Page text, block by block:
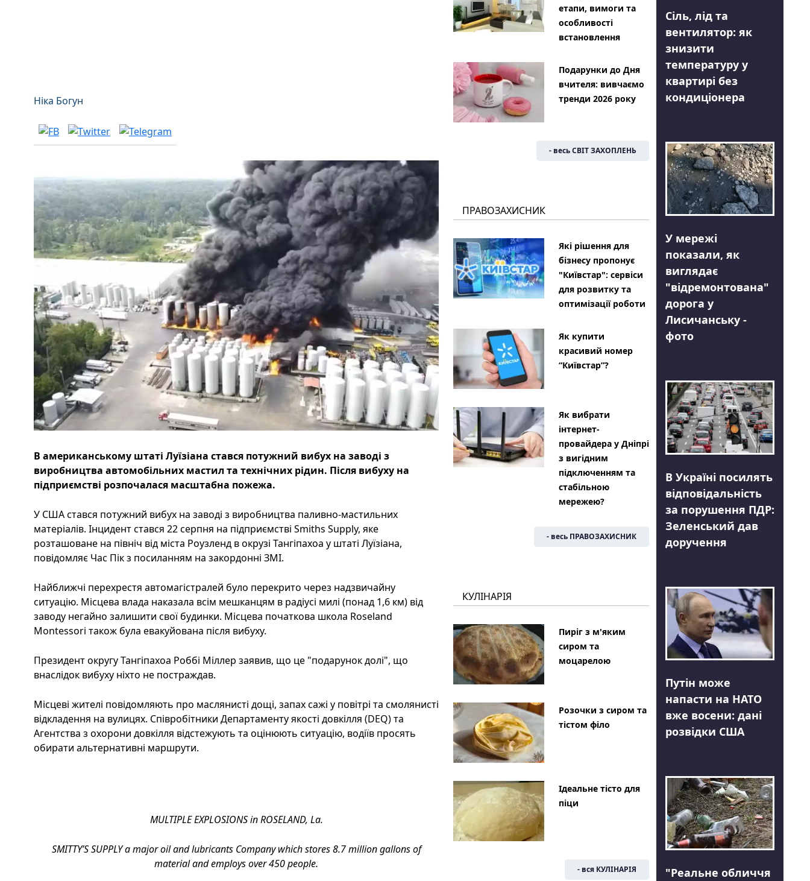
Ніка Богун
В американському штаті Луїзіана стався потужний вибух на заводі з
виробництва автомобільних мастил та технічних рідин. Після вибуху на
підприємстві розпочалася масштабна пожежа.
У США стався потужний вибух на заводі з виробництва паливно-мастильних
матеріалів. Інцидент стався 22 серпня на підприємстві Smiths Supply, яке
розташоване на північ від міста Роузленд в окрузі Тангіпахоа у штаті Луїзіана,
повідомляє Час Пік з посиланням на закордонні ЗМІ.
Найближчі перехрестя автомагістралей було перекрито через надзвичайну
ситуацію. Місцева влада наказала всім мешканцям в радіусі милі (понад 1,6 км) від
заводу негайно залишити свої будинки. Місцева початкова школа Roseland
Montessori також була евакуйована після вибуху.
Президент округу Тангіпахоа Роббі Міллер заявив, що це "подарунок долі", що
внаслідок вибуху ніхто не постраждав.
Місцеві жителі повідомляють про маслянисті дощі, запах сажі у повітрі та смолянисті
відкладення на вулицях. Співробітники Департаменту якості довкілля (DEQ) та
Агентства з охорони довкілля відстежують та оцінюють ситуацію, водіїв просять
обирати альтернативні маршрути.
MULTIPLE EXPLOSIONS in ROSELAND, La.
SMITTY’S SUPPLY a major oil and lubricants Company which stores 8.7 million gallons of
material and employs over 450 people.
етапи, вимоги та
особливості
встановлення
Подарунки до Дня
вчителя: вивчаємо
тренди 2026 року
- весь СВІТ ЗАХОПЛЕНЬ
ПРАВОЗАХИСНИК
Які рішення для
бізнесу пропонує
"Київстар": сервіси
для розвитку та
оптимізації роботи
Як купити
красивий номер
“Київстар”?
Як вибрати
інтернет-
провайдера у Дніпрі
з вигідним
підключенням та
стабільною
мережею?
- весь ПРАВОЗАХИСНИК
КУЛІНАРІЯ
Пиріг з м'яким
сиром та
моцарелою
Розочки з сиром та
тістом філо
Ідеальне тісто для
піци
- вся КУЛІНАРІЯ
Сіль, лід та
вентилятор: як
знизити
температуру у
квартирі без
кондиціонера
У мережі
показали, як
виглядає
"відремонтована"
дорога у
Лисичанську -
фото
В Україні посилять
відповідальність
за порушення ПДР:
Зеленський дав
доручення
Путін може
напасти на НАТО
вже восени: дані
розвідки США
"Реальне обличчя